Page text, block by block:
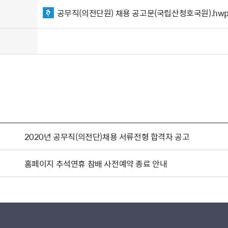
공무직(의전단원) 채용 공고문(국립산청호국원).hwp
2020년 공무직(의전단)채용 서류전형 합격자 공고
홈페이지 추석연휴 참배 사전예약 종료 안내